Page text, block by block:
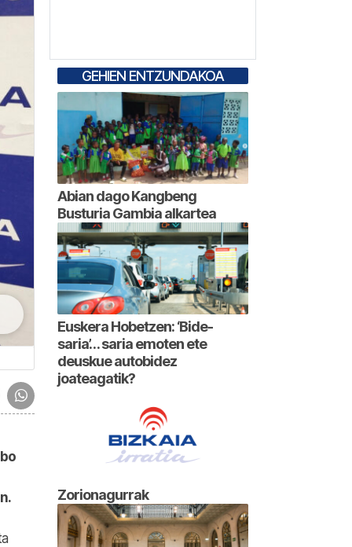
GEHIEN ENTZUNDAKOA
Abian dago Kangbeng
Busturia Gambia alkartea
Euskera Hobetzen: ‘Bide-
saria’… saria emoten ete
deuskue autobidez
joateagatik?
Zorionagurrak